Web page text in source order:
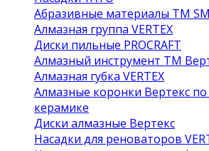
Абразивные материалы ТМ
Алмазная группа VERTEX
Диски пильные PROCRAFT
Алмазный инструмент ТМ
Алмазная губка VERTEX
Алмазные коронки Вертекс по
керамике
Диски алмазные Вертекс
Насадки для реноваторов